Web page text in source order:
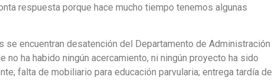
respuesta porque hace mucho tiempo tenemos algunas
encuentran desatención del Departamento de Administración
no ha habido ningún acercamiento, ni ningún proyecto ha sido
falta de mobiliario para educación parvularia; entrega tardía de